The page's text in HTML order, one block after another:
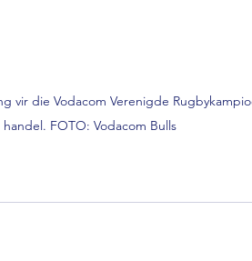
vir die Vodacom Verenigde
FOTO: Vodacom Bulls